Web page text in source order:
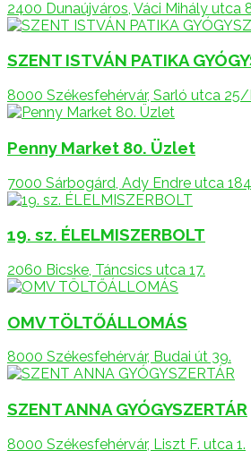
2400 Dunaújváros, Váci Mihály utca
SZENT ISTVÁN PATIKA
8000 Székesfehérvár, Sarló utca 25/
Penny Market 80. Üzlet
7000 Sárbogárd, Ady Endre utca
19. sz. ÉLELMISZERBOLT
2060 Bicske, Táncsics utca 17.
OMV TÖLTŐÁLLOMÁS
8000 Székesfehérvár, Budai út 39.
SZENT ANNA GYÓGYSZERTÁR
8000 Székesfehérvár, Liszt F. utca 1.